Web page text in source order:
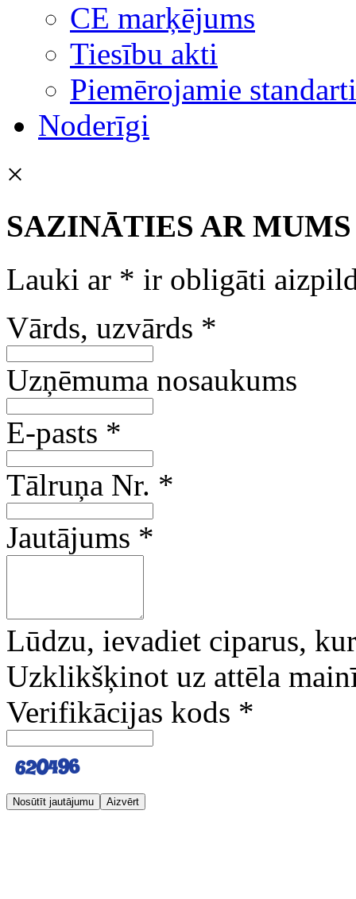
CE marķējums
Tiesību akti
Piemērojamie standarti
Noderīgi
×
SAZINĀTIES AR MUMS
Lauki ar * ir obligāti
Vārds, uzvārds *
Uzņēmuma nosaukums
E-pasts *
Tālruņa Nr. *
Jautājums *
Lūdzu, ievadiet ciparus,
Uzklikšķinot uz attēla
Verifikācijas kods *
Nosūtīt jautājumu Aizvērt